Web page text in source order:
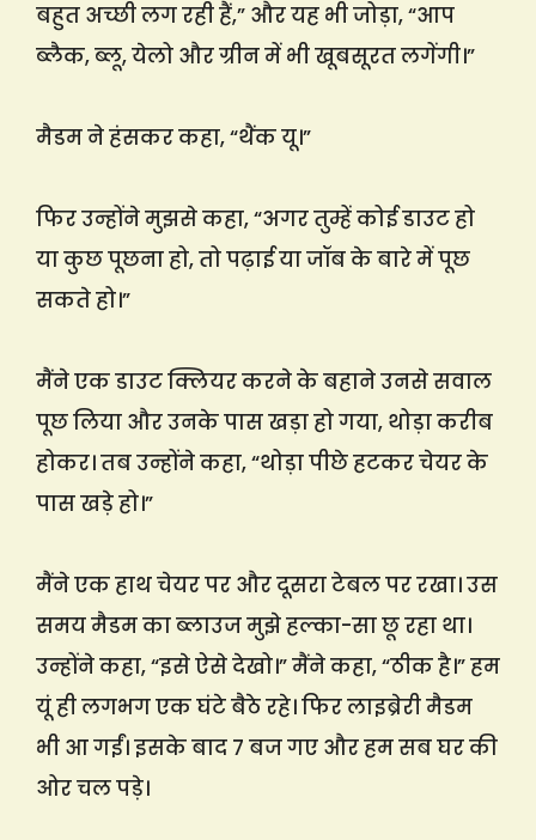
बहुत अच्छी लग रही हैं,” और यह भी जोड़ा, “आप
ब्लैक, ब्लू, येलो और ग्रीन में भी खूबसूरत लगेंगी।”
मैडम ने हंसकर कहा, “थैंक यू।”
फिर उन्होंने मुझसे कहा, “अगर तुम्हें कोई डाउट हो
या कुछ पूछना हो, तो पढ़ाई या जॉब के बारे में पूछ
सकते हो।”
मैंने एक डाउट क्लियर करने के बहाने उनसे सवाल
पूछ लिया और उनके पास खड़ा हो गया, थोड़ा करीब
होकर। तब उन्होंने कहा, “थोड़ा पीछे हटकर चेयर के
पास खड़े हो।”
मैंने एक हाथ चेयर पर और दूसरा टेबल पर रखा। उस
समय मैडम का ब्लाउज मुझे हल्का-सा छू रहा था।
उन्होंने कहा, “इसे ऐसे देखो।” मैंने कहा, “ठीक है।” हम
यूं ही लगभग एक घंटे बैठे रहे। फिर लाइब्रेरी मैडम
भी आ गईं। इसके बाद 7 बज गए और हम सब घर की
ओर चल पड़े।